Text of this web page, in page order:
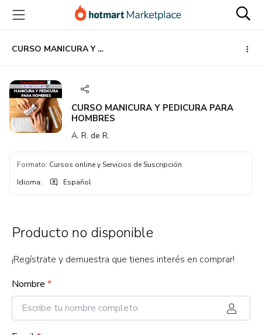
principal
página
de
página
CURSO MANICURA Y PEDICURA PARA HOMBRES
CURSO MANICURA Y PEDICURA PARA
HOMBRES
A. R. de R.
Formato: Cursos online y Servicios de Suscripción
Idioma: Español
Producto no disponible
¡Regístrate y demuestra que tienes interés en comprar!
Nombre *